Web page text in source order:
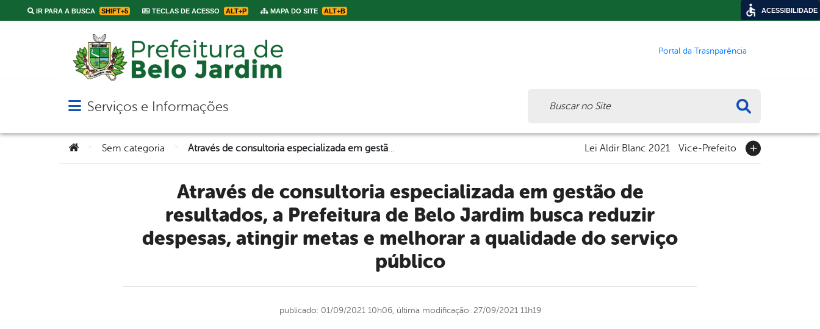
IR PARA A BUSCA SHIFT+5 TECLAS DE ACESSO ALT+P MAPA DO SITE ALT+B
Portal da Trasnparência
Abrir menu principal de navegação
Serviços e Informações
Você está aqui:Sem categoria Lei Aldir Blanc 2021 Vice-Prefeito
Através de consultoria especializada em gestão de
resultados, a Prefeitura de Belo Jardim busca reduzir
despesas, atingir metas e melhorar a qualidade do serviço
público
publicado: 01/09/2021 10h06, última modificação: 27/09/2021 11h19
ACESSIBILIDADE